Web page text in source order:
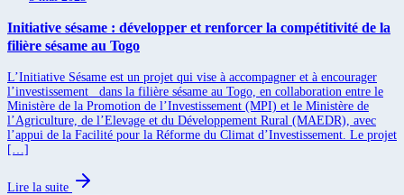
Initiative sésame : développer et renforcer la compétitivité de la
filière sésame au Togo
L’Initiative Sésame est un projet qui vise à accompagner et à encourager
l’investissement dans la filière sésame au Togo, en collaboration entre le
Ministère de la Promotion de l’Investissement (MPI) et le Ministère de
l’Agriculture, de l’Elevage et du Développement Rural (MAEDR), avec
l’appui de la Facilité pour la Réforme du Climat d’Investissement. Le projet
[…]
Lire la suite